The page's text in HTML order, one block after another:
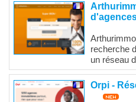
recherche
un réseau
Orpi -